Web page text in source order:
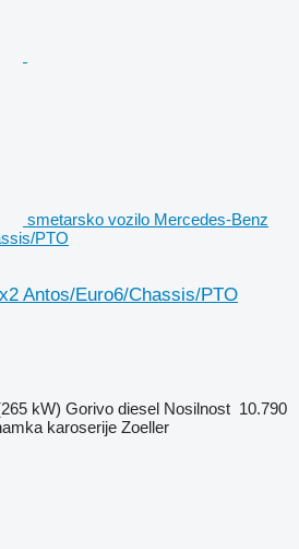
smetarsko vozilo Mercedes-Benz
PTO
Antos/Euro6/Chassis/PTO
kW) Gorivo diesel Nosilnost 10.790
karoserije Zoeller